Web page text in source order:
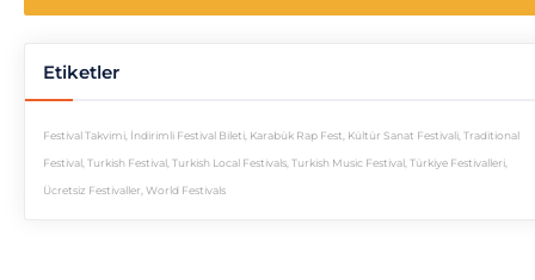
Etiketler
Festival Takvimi İndirimli Festival Bileti Karabük Rap Fest Kültür Sanat Festivali Traditional
Festival Turkish Festival Turkish Local Festivals Turkish Music Festival Türkiye Festivalleri
Ücretsiz Festivaller World Festivals